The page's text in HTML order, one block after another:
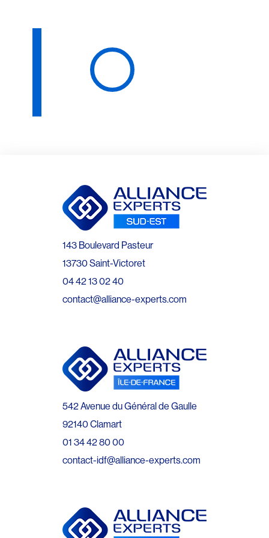
143 Boulevard Pasteur
13730 Saint-Victoret
04 42 13 02 40
contact@alliance-experts.com
542 Avenue du Général de Gaulle
92140 Clamart
01 34 42 80 00
contact-idf@alliance-experts.com